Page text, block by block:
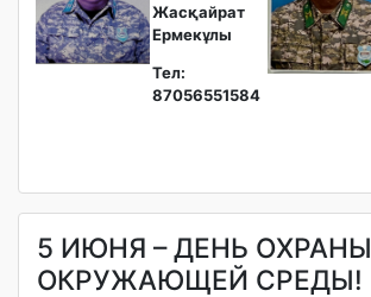
Жасқайрат
Ермекұлы
Тел:
87056551584
5 ИЮНЯ – ДЕНЬ ОХРАНЫ
ОКРУЖАЮЩЕЙ СРЕДЫ!